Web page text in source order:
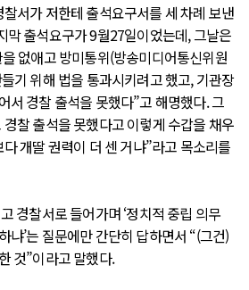
서가 저한테 출석요구서를 세 차례 보낸
막 출석요구가 9월27일이었는데, 그날은
없애고 방미통위(방송미디어통신위원
기 위해 법을 통과시키려고 했고, 기관장
서 경찰 출석을 못했다”고 해명했다. 그
찰 출석을 못했다고 이렇게 수갑을 채우
개딸 권력이 더 센 거냐”라고 목소리를
경찰서로 들어가며 ‘정치적 중립 의무
냐’는 질문에만 간단히 답하면서 “(그건)
것”이라고 말했다.